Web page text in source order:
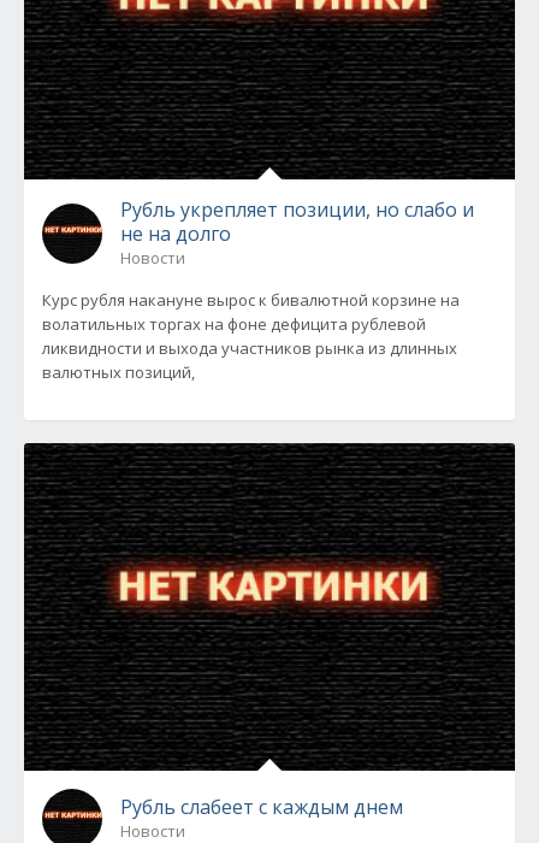
Рубль укрепляет позиции, но слабо и
не на долго
Новости
Курс рубля накануне вырос к бивалютной корзине на
волатильных торгах на фоне дефицита рублевой
ликвидности и выхода участников рынка из длинных
валютных позиций,
Рубль слабеет с каждым днем
Новости